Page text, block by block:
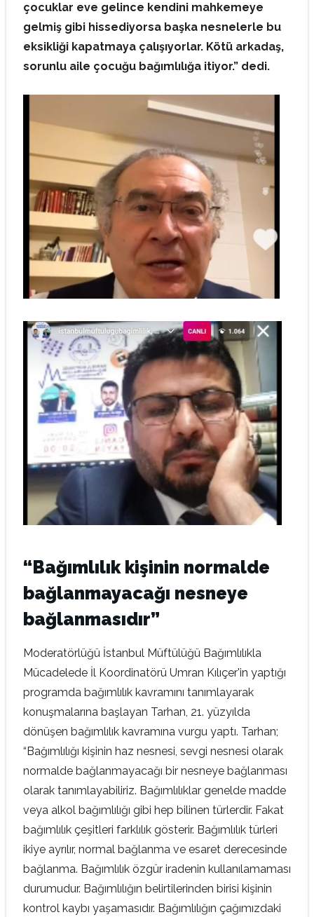
çocuklar eve gelince kendini mahkemeye
gelmiş gibi hissediyorsa başka nesnelerle bu
eksikliği kapatmaya çalışıyorlar. Kötü arkadaş,
sorunlu aile çocuğu bağımlılığa itiyor.” dedi.
“Bağımlılık kişinin normalde
bağlanmayacağı nesneye
bağlanmasıdır”
Moderatörlüğü İstanbul Müftülüğü Bağımlılıkla
Mücadelede İl Koordinatörü Umran Kılıçer'in yaptığı
programda bağımlılık kavramını tanımlayarak
konuşmalarına başlayan Tarhan, 21. yüzyılda
dönüşen bağımlılık kavramına vurgu yaptı. Tarhan;
“Bağımlılığı kişinin haz nesnesi, sevgi nesnesi olarak
normalde bağlanmayacağı bir nesneye bağlanması
olarak tanımlayabiliriz. Bağımlılıklar genelde madde
veya alkol bağımlılığı gibi hep bilinen türlerdir. Fakat
bağımlılık çeşitleri farklılık gösterir. Bağımlılık türleri
ikiye ayrılır, normal bağlanma ve esaret derecesinde
bağlanma. Bağımlılık özgür iradenin kullanılamaması
durumudur. Bağımlılığın belirtilerinden birisi kişinin
kontrol kaybı yaşamasıdır. Bağımlılığın çağımızdaki